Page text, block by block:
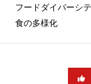
フードダイバーシ
食の多様化